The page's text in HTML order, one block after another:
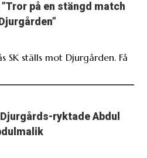
på en stängd match
SK ställs mot Djurgården. Få
Djurgårds-ryktade Abdul